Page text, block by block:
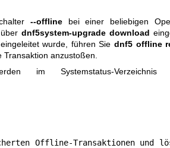
--offlinebei einer beliebigen
überdnf5system-upgrade download
wurde, führen Sie dnf5 offline
anzustoßen.
im Systemstatus-Verzeichnis
Offline-Transaktionen und